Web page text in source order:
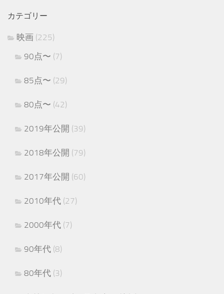
カテゴリー
映画 (225)
90点〜 (7)
85点〜 (29)
80点〜 (42)
2019年公開 (39)
2018年公開 (79)
2017年公開 (60)
2010年代 (27)
2000年代 (7)
90年代 (8)
80年代 (3)